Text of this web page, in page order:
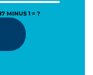
MINUS 1 = ?